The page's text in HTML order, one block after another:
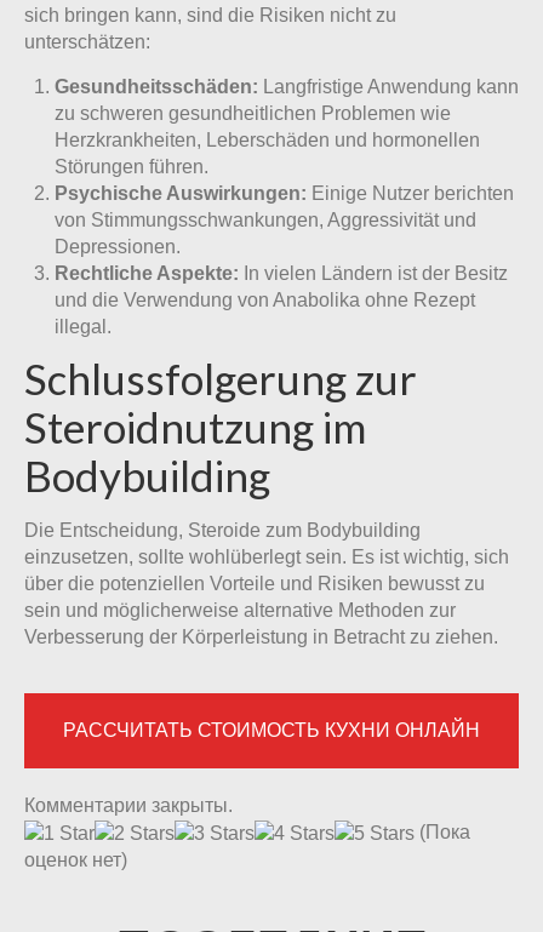
sich bringen kann, sind die Risiken nicht zu
unterschätzen:
Gesundheitsschäden: Langfristige Anwendung kann
zu schweren gesundheitlichen Problemen wie
Herzkrankheiten, Leberschäden und hormonellen
Störungen führen.
Psychische Auswirkungen: Einige Nutzer berichten
von Stimmungsschwankungen, Aggressivität und
Depressionen.
Rechtliche Aspekte: In vielen Ländern ist der Besitz
und die Verwendung von Anabolika ohne Rezept
illegal.
Schlussfolgerung zur
Steroidnutzung im
Bodybuilding
Die Entscheidung, Steroide zum Bodybuilding
einzusetzen, sollte wohlüberlegt sein. Es ist wichtig, sich
über die potenziellen Vorteile und Risiken bewusst zu
sein und möglicherweise alternative Methoden zur
Verbesserung der Körperleistung in Betracht zu ziehen.
РАССЧИТАТЬ СТОИМОСТЬ КУХНИ ОНЛАЙН
Комментарии закрыты.
(Пока
оценок нет)